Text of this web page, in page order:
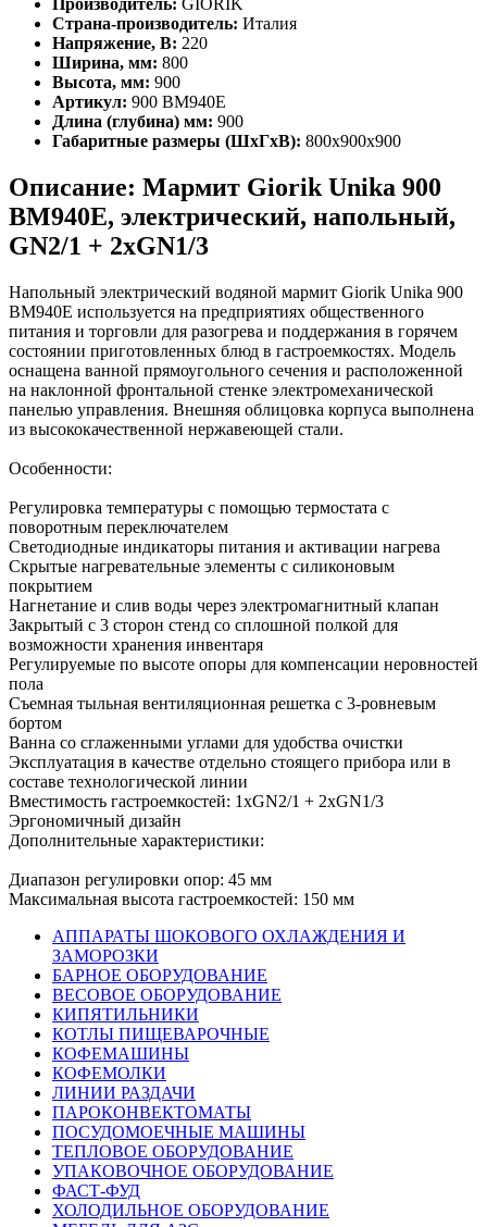
Страна-производитель: Италия
Напряжение, В: 220
Ширина, мм: 800
Высота, мм: 900
Артикул: 900 BM940E
Длина (глубина) мм: 900
Габаритные размеры (ШхГхВ): 800х900х900
Описание: Мармит Giorik Unika 900
BM940E, электрический, напольный,
GN2/1 + 2xGN1/3
Напольный электрический водяной мармит Giorik Unika 900
BM940E используется на предприятиях общественного
питания и торговли для разогрева и поддержания в горячем
состоянии приготовленных блюд в гастроемкостях. Модель
оснащена ванной прямоугольного сечения и расположенной
на наклонной фронтальной стенке электромеханической
панелью управления. Внешняя облицовка корпуса выполнена
из высококачественной нержавеющей стали.
Особенности:
Регулировка температуры с помощью термостата с
поворотным переключателем
Светодиодные индикаторы питания и активации нагрева
Скрытые нагревательные элементы с силиконовым
покрытием
Нагнетание и слив воды через электромагнитный клапан
Закрытый с 3 сторон стенд со сплошной полкой для
возможности хранения инвентаря
Регулируемые по высоте опоры для компенсации неровностей
пола
Съемная тыльная вентиляционная решетка с 3-ровневым
бортом
Ванна со сглаженными углами для удобства очистки
Эксплуатация в качестве отдельно стоящего прибора или в
составе технологической линии
Вместимость гастроемкостей: 1хGN2/1 + 2xGN1/3
Эргономичный дизайн
Дополнительные характеристики:
Диапазон регулировки опор: 45 мм
Максимальная высота гастроемкостей: 150 мм
АППАРАТЫ ШОКОВОГО ОХЛАЖДЕНИЯ И
ЗАМОРОЗКИ
БАРНОЕ ОБОРУДОВАНИЕ
ВЕСОВОЕ ОБОРУДОВАНИЕ
КИПЯТИЛЬНИКИ
КОТЛЫ ПИЩЕВАРОЧНЫЕ
КОФЕМАШИНЫ
КОФЕМОЛКИ
ЛИНИИ РАЗДАЧИ
ПАРОКОНВЕКТОМАТЫ
ПОСУДОМОЕЧНЫЕ МАШИНЫ
ТЕПЛОВОЕ ОБОРУДОВАНИЕ
УПАКОВОЧНОЕ ОБОРУДОВАНИЕ
ФАСТ-ФУД
ХОЛОДИЛЬНОЕ ОБОРУДОВАНИЕ